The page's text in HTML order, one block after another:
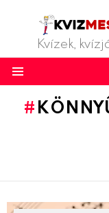
Kvízek,